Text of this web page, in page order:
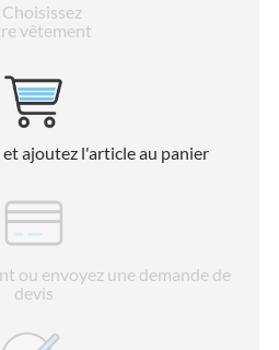
Choisissez
vêtement
et ajoutez l'article au panier
ou envoyez une demande de
devis